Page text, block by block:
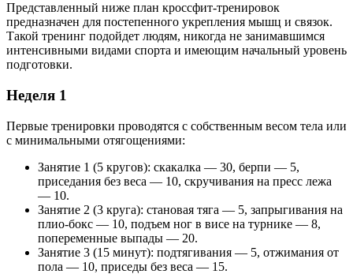
Представленный ниже план кроссфит-тренировок
предназначен для постепенного укрепления мышц и связок.
Такой тренинг подойдет людям, никогда не занимавшимся
интенсивными видами спорта и имеющим начальный уровень
подготовки.
Неделя 1
Первые тренировки проводятся с собственным весом тела или
с минимальными отягощениями:
Занятие 1 (5 кругов): скакалка — 30, берпи — 5,
приседания без веса — 10, скручивания на пресс лежа
— 10.
Занятие 2 (3 круга): становая тяга — 5, запрыгивания на
плио-бокс — 10, подъем ног в висе на турнике — 8,
попеременные выпады — 20.
Занятие 3 (15 минут): подтягивания — 5, отжимания от
пола — 10, приседы без веса — 15.